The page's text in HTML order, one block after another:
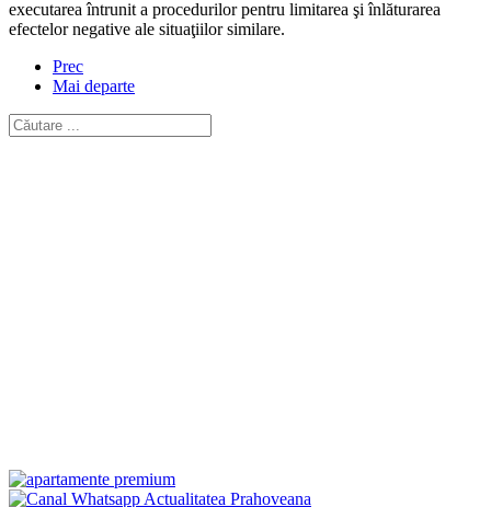
executarea întrunit a procedurilor pentru limitarea şi înlăturarea
efectelor negative ale situaţiilor similare.
Prec
Mai departe